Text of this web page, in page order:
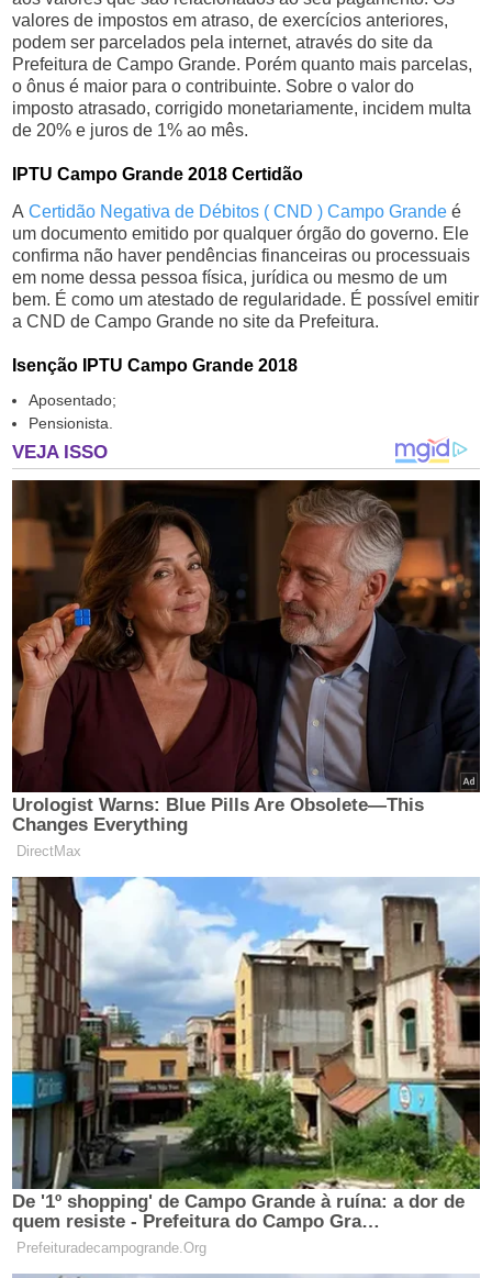
valores de impostos em atraso, de exercícios anteriores,
podem ser parcelados pela internet, através do site da
Prefeitura de Campo Grande. Porém quanto mais parcelas,
o ônus é maior para o contribuinte. Sobre o valor do
imposto atrasado, corrigido monetariamente, incidem multa
de 20% e juros de 1% ao mês.
IPTU Campo Grande 2018 Certidão
ACertidão Negativa de Débitos ( CND ) Campo Grande é
um documento emitido por qualquer órgão do governo. Ele
confirma não haver pendências financeiras ou processuais
em nome dessa pessoa física, jurídica ou mesmo de um
bem. É como um atestado de regularidade. É possível emitir
a CND de Campo Grande no site da Prefeitura.
Isenção IPTU Campo Grande 2018
Aposentado;
Pensionista.